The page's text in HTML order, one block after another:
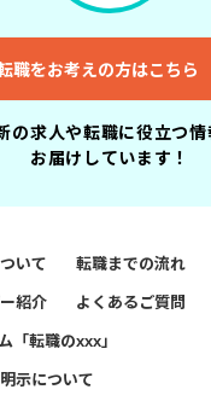
職をお考えの方はこちら
の求人や転職に役立つ情
お届けしています！
いて 転職までの流れ
紹介 よくあるご質問
「転職のxxx」
示について